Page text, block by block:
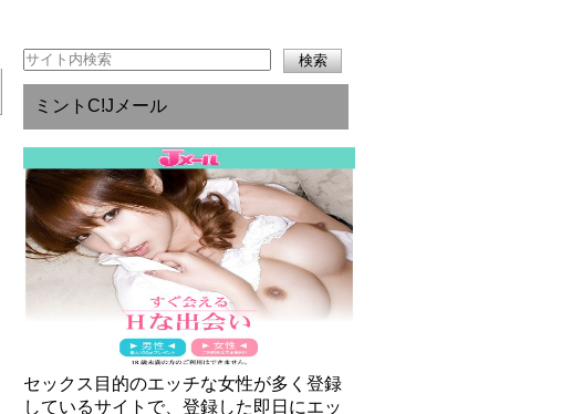
ミントC!Jメール
セックス目的のエッチな女性が多く登録
しているサイトで、登録した即日にエッ